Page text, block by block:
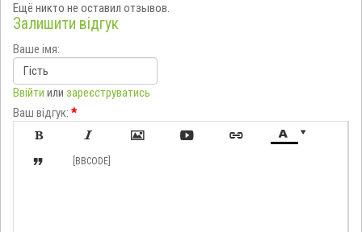
Ещё никто не оставил отзывов.
Залишити відгук
Ваше імя:
Ввійти или зареєструватись
Ваш відгук: *

     
 [BBCODE]